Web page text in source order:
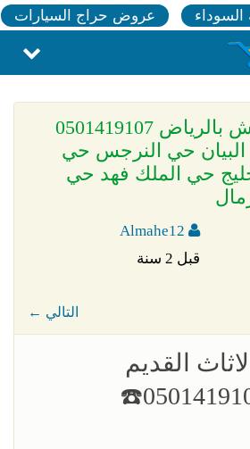
السوداء عروض حراج السيارات
» ونيت نقل عفش بالرياض 0501419107
حي النرجس حي
حي الملك فهد حي
قبل 2 سنة
← التالي
القديم